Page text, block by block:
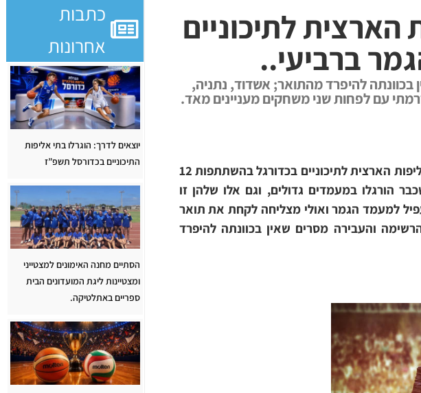
הארצית לתיכוניים
ברביעי..
להיפרד מהתואר; אשדוד, נתניה,
עם לפחות שני משחקים מעניינים מאד.
במזג אוויר אירופאי נפתחה היום בספורטק החדיש בבאר שבע האליפות הארצית לתיכוניים בכדורגל בהשתתפות 12
הורגלו במעמדים גדולים, וגם אלו שלהן זו
למעמד הגמר ואולי מצליחה לקחת את תואר
והעבירה מסרים שאין בכוונתה להיפרד
כתבות
אחרונות
יוצאים לדרך: הוגרלו בתי אליפות
התיכוניים בכדורסל תשפ”ז
הסתיים מחנה האימונים למצטייני
ומצטיינות ליגת המועדונים הבית
ספריים באתלטיקה.